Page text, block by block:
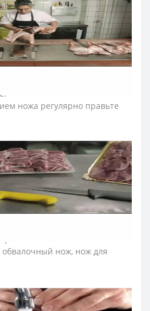
ножами Аркос?
сразу после
ножи для кухни вручную.
насухо протирайте кухонные
ножа регулярно правьте
серии «Колор-проф» при
- 5 ° С и держать вдали от
солнечных лучей.
профессиональную серию
обвалочный нож, нож для
овощей и фруктов, овощные
ножи для рыбы, ножи для